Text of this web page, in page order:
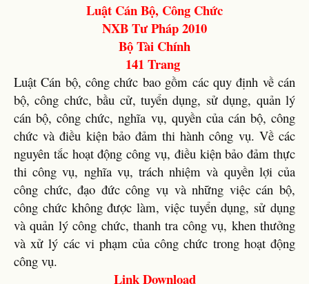
Luật Cán Bộ, Công Chức
NXB Tư Pháp 2010
Bộ Tài Chính
141 Trang
Luật Cán bộ, công chức bao gồm các quy định về cán
bộ, công chức, bầu cử, tuyển dụng, sử dụng, quản lý
cán bộ, công chức, nghĩa vụ, quyền của cán bộ, công
chức và điều kiện bảo đảm thi hành công vụ. Về các
nguyên tắc hoạt động công vụ, điều kiện bảo đảm thực
thi công vụ, nghĩa vụ, trách nhiệm và quyền lợi của
công chức, đạo đức công vụ và những việc cán bộ,
công chức không được làm, việc tuyển dụng, sử dụng
và quản lý công chức, thanh tra công vụ, khen thưởng
và xử lý các vi phạm của công chức trong hoạt động
công vụ.
Link Download